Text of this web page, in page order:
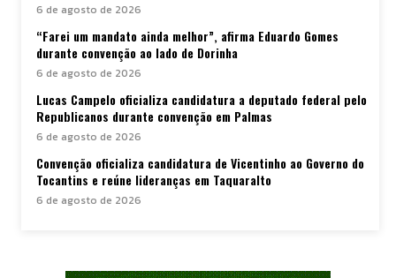
6 de agosto de 2026
“Farei um mandato ainda melhor”, afirma Eduardo Gomes
durante convenção ao lado de Dorinha
6 de agosto de 2026
Lucas Campelo oficializa candidatura a deputado federal pelo
Republicanos durante convenção em Palmas
6 de agosto de 2026
Convenção oficializa candidatura de Vicentinho ao Governo do
Tocantins e reúne lideranças em Taquaralto
6 de agosto de 2026